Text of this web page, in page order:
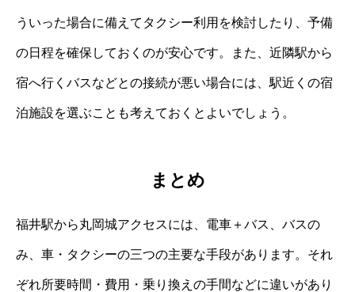
ういった場合に備えてタクシー利用を検討したり、予備
の日程を確保しておくのが安心です。また、近隣駅から
宿へ行くバスなどとの接続が悪い場合には、駅近くの宿
泊施設を選ぶことも考えておくとよいでしょう。
まとめ
福井駅から丸岡城アクセスには、電車＋バス、バスの
み、車・タクシーの三つの主要な手段があります。それ
ぞれ所要時間・費用・乗り換えの手間などに違いがあり